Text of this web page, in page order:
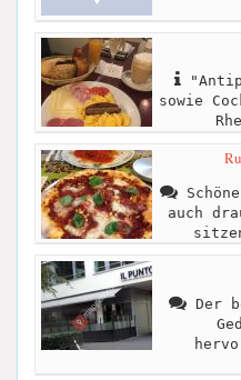
sowie
auch
Der